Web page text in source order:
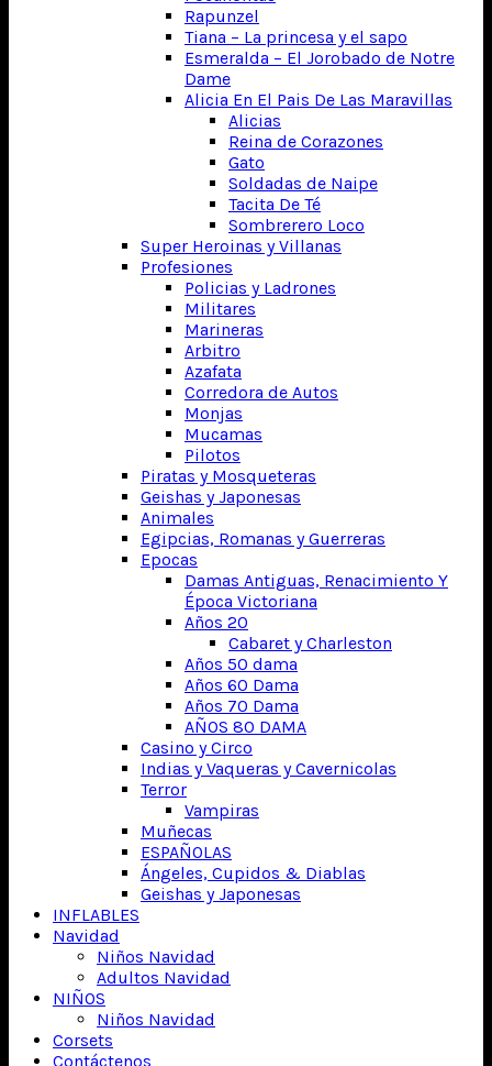
Rapunzel
Tiana – La princesa y el sapo
Esmeralda – El Jorobado de Notre
Dame
Alicia En El Pais De Las Maravillas
Alicias
Reina de Corazones
Gato
Soldadas de Naipe
Tacita De Té
Sombrerero Loco
Super Heroinas y Villanas
Profesiones
Policias y Ladrones
Militares
Marineras
Arbitro
Azafata
Corredora de Autos
Monjas
Mucamas
Pilotos
Piratas y Mosqueteras
Geishas y Japonesas
Animales
Egipcias, Romanas y Guerreras
Epocas
Damas Antiguas, Renacimiento Y
Época Victoriana
Años 20
Cabaret y Charleston
Años 50 dama
Años 60 Dama
Años 70 Dama
AÑOS 80 DAMA
Casino y Circo
Indias y Vaqueras y Cavernicolas
Terror
Vampiras
Muñecas
ESPAÑOLAS
Ángeles, Cupidos & Diablas
Geishas y Japonesas
INFLABLES
Navidad
Niños Navidad
Adultos Navidad
NIÑOS
Niños Navidad
Corsets
Contáctenos